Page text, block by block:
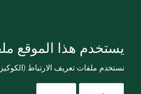
يستخدم هذا الموقع
نستخدم ملفات تعريف الارتباط